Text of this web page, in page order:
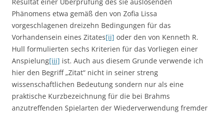
Phänomens etwa gemäß den von Zofia Lissa
vorgeschlagenen dreizehn Bedingungen für das
Vorhandensein eines Zitates[ii] oder den von Kenneth R.
Hull formulierten sechs Kriterien für das Vorliegen einer
Anspielung[iii] ist. Auch aus diesem Grunde verwende ich
hier den Begriff „Zitat“ nicht in seiner streng
wissenschaftlichen Bedeutung sondern nur als eine
praktische Kurzbezeichnung für die bei Brahms
anzutreffenden Spielarten der Wiederverwendung fremder